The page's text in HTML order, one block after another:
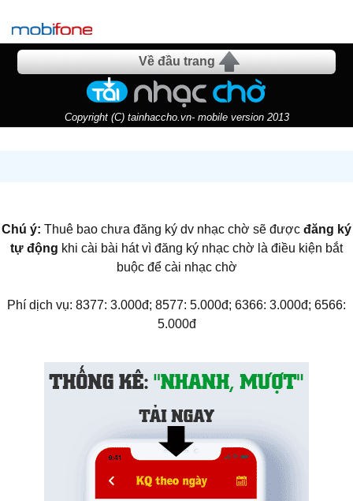
Về đầu trang
Copyright (C) tainhaccho.vn- mobile version 2013
Chú ý: Thuê bao chưa đăng ký dv nhạc chờ sẽ được đăng ký
tự động khi cài bài hát vì đăng ký nhạc chờ là điều kiện bắt
buộc để cài nhạc chờ
Phí dịch vụ: 8377: 3.000đ; 8577: 5.000đ; 6366: 3.000đ; 6566:
5.000đ